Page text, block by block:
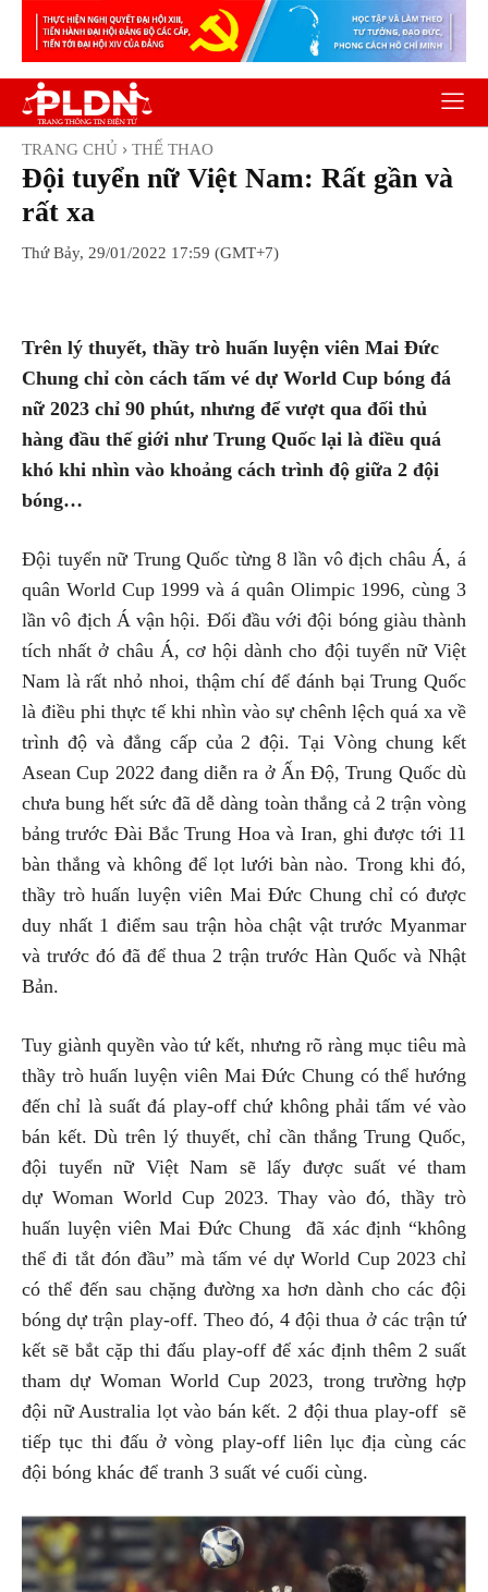
TRANG CHỦ THỂ THAO
Đội tuyển nữ Việt Nam: Rất gần và
rất xa
Thứ Bảy, 29/01/2022 17:59 (GMT+7)
Trên lý thuyết, thầy trò huấn luyện viên Mai Đức
Chung chỉ còn cách tấm vé dự World Cup bóng đá
nữ 2023 chỉ 90 phút, nhưng để vượt qua đối thủ
hàng đầu thế giới như Trung Quốc lại là điều quá
khó khi nhìn vào khoảng cách trình độ giữa 2 đội
bóng…
Đội tuyển nữ Trung Quốc từng 8 lần vô địch châu Á, á
quân World Cup 1999 và á quân Olimpic 1996, cùng 3
lần vô địch Á vận hội. Đối đầu với đội bóng giàu thành
tích nhất ở châu Á, cơ hội dành cho đội tuyển nữ Việt
Nam là rất nhỏ nhoi, thậm chí để đánh bại Trung Quốc
là điều phi thực tế khi nhìn vào sự chênh lệch quá xa về
trình độ và đẳng cấp của 2 đội. Tại Vòng chung kết
Asean Cup 2022 đang diễn ra ở Ấn Độ, Trung Quốc dù
chưa bung hết sức đã dễ dàng toàn thắng cả 2 trận vòng
bảng trước Đài Bắc Trung Hoa và Iran, ghi được tới 11
bàn thắng và không để lọt lưới bàn nào. Trong khi đó,
thầy trò huấn luyện viên Mai Đức Chung chỉ có được
duy nhất 1 điểm sau trận hòa chật vật trước Myanmar
và trước đó đã để thua 2 trận trước Hàn Quốc và Nhật
Bản.
Tuy giành quyền vào tứ kết, nhưng rõ ràng mục tiêu mà
thầy trò huấn luyện viên Mai Đức Chung có thể hướng
đến chỉ là suất đá play-off chứ không phải tấm vé vào
bán kết. Dù trên lý thuyết, chỉ cần thắng Trung Quốc,
đội tuyển nữ Việt Nam sẽ lấy được suất vé tham
dự Woman World Cup 2023. Thay vào đó, thầy trò
huấn luyện viên Mai Đức Chung đã xác định “không
thể đi tắt đón đầu” mà tấm vé dự World Cup 2023 chỉ
có thể đến sau chặng đường xa hơn dành cho các đội
bóng dự trận play-off. Theo đó, 4 đội thua ở các trận tứ
kết sẽ bắt cặp thi đấu play-off để xác định thêm 2 suất
tham dự Woman World Cup 2023, trong trường hợp
đội nữ Australia lọt vào bán kết. 2 đội thua play-off sẽ
tiếp tục thi đấu ở vòng play-off liên lục địa cùng các
đội bóng khác để tranh 3 suất vé cuối cùng.